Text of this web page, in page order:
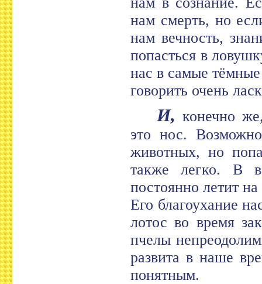
нам смерть, но
нам вечность,
попасться в
нас в самые
говорить очень
И, конечно
это нос.
животных, но
также легко. В
постоянно летит
Его благоухание
лотос во время
пчелы
развита в наше
понятным.